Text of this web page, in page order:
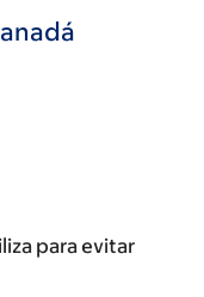
para evitar